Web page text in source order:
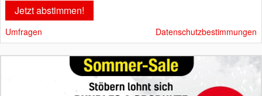
Umfragen Datenschutzbestimmungen